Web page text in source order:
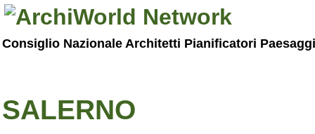
Consiglio Nazionale Architetti Pianificatori
SALERNO